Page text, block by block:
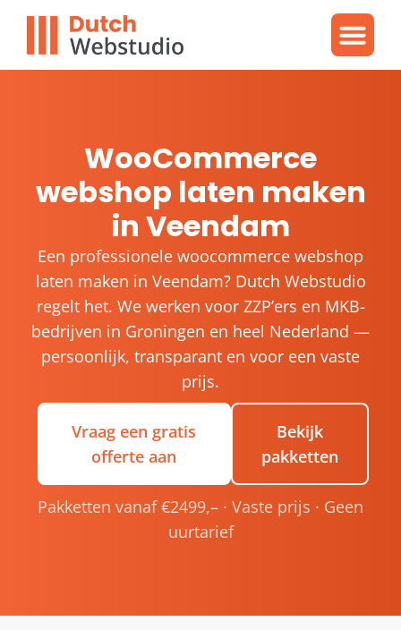
WooCommerce
webshop laten maken
in Veendam
Een professionele woocommerce webshop
laten maken in Veendam? Dutch Webstudio
regelt het. We werken voor ZZP’ers en MKB-
bedrijven in Groningen en heel Nederland —
persoonlijk, transparant en voor een vaste
prijs.
Vraag een gratis
offerte aan
Bekijk
pakketten
Pakketten vanaf €2499,– · Vaste prijs · Geen
uurtarief